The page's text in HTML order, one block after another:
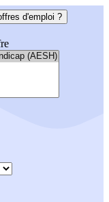
d'emploi ?